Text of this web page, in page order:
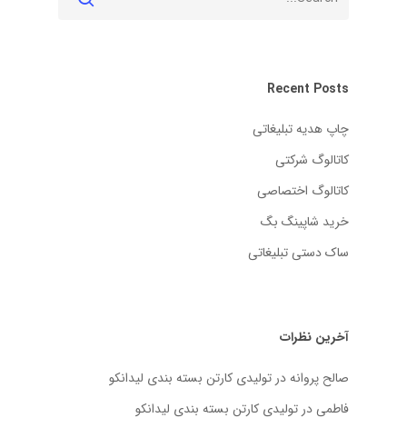
Recent Posts
چاپ هدیه تبلیغاتی
کاتالوگ شرکتی
کاتالوگ اختصاصی
خرید شاپینگ بگ
ساک دستی تبلیغاتی
آخرین نظرات
صالح پروانهدر تولیدی کارتن بسته‌ بندی لیدانکو
فاطمیدر تولیدی کارتن بسته‌ بندی لیدانکو